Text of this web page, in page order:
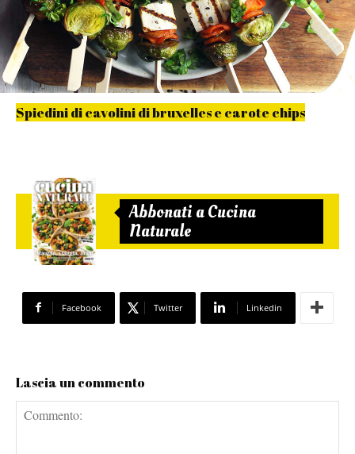
Spiedini di cavolini di bruxelles e carote chips
Abbonati a Cucina
Naturale
Facebook Twitter Linkedin
Lascia un commento